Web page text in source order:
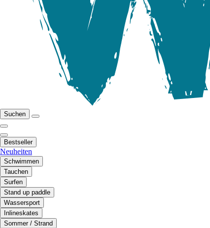
Suchen
Bestseller
Neuheiten
Schwimmen
Tauchen
Surfen
Stand up paddle
Wassersport
Inlineskates
Sommer / Strand